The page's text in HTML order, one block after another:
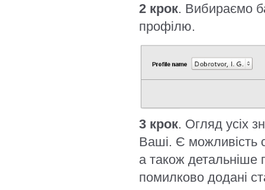
2 крок. Вибираємо
профілю.
3 крок. Огляд усіх
Ваші. Є можливість
а також детальніше
помилково додані